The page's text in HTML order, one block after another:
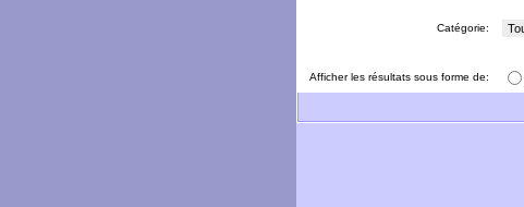
Catégorie:
Afficher les résultats sous forme de: